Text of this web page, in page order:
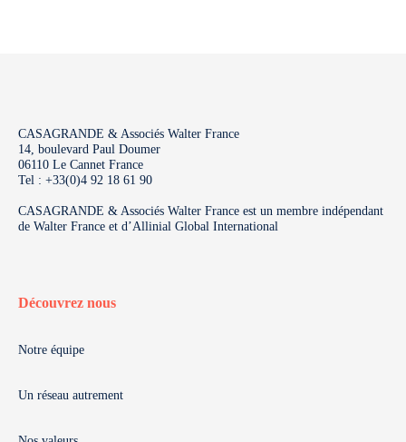
CASAGRANDE & Associés Walter France
14, boulevard Paul Doumer
06110 Le Cannet France
Tel : +33(0)4 92 18 61 90
CASAGRANDE & Associés Walter France est un membre indépendant
de Walter France et d’Allinial Global International
Découvrez nous
Notre équipe
Un réseau autrement